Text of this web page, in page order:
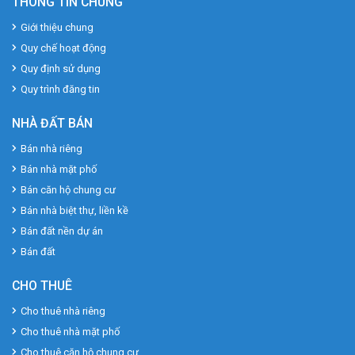
Giới thiệu chung
Quy chế hoạt động
Quy định sử dụng
Quy trình đăng tin
NHÀ ĐẤT BÁN
Bán nhà riêng
Bán nhà mặt phố
Bán căn hộ chung cư
Bán nhà biệt thự, liền kề
Bán đất nền dự án
Bán đất
CHO THUÊ
Cho thuê nhà riêng
Cho thuê nhà mặt phố
Cho thuê căn hộ chung cư